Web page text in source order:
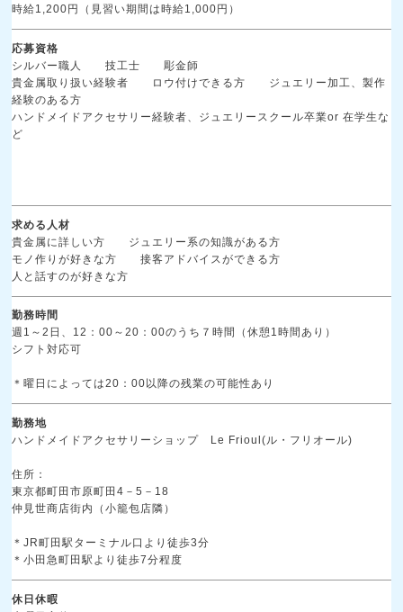
時給1,200円（見習い期間は時給1,000円）
応募資格
シルバー職人 技工士 彫金師
貴金属取り扱い経験者 ロウ付けできる方 ジュエリー加工、製作
経験のある方
ハンドメイドアクセサリー経験者、ジュエリースクール卒業or 在学生な
ど
求める人材
貴金属に詳しい方 ジュエリー系の知識がある方
モノ作りが好きな方 接客アドバイスができる方
人と話すのが好きな方
勤務時間
週1～2日、12：00～20：00のうち７時間（休憩1時間あり）
シフト対応可
＊曜日によっては20：00以降の残業の可能性あり
勤務地
ハンドメイドアクセサリーショップ Le Frioul(ル・フリオール)
住所：
東京都町田市原町田4－5－18
仲見世商店街内（小籠包店隣）
＊JR町田駅ターミナル口より徒歩3分
＊小田急町田駅より徒歩7分程度
休日休暇